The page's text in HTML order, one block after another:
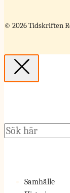
© 2026 Tidskriften
Sök
Samhälle